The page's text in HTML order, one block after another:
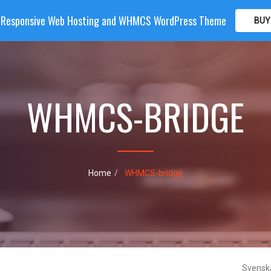
HOSTING DOMAIN WHMCS SHOP
WHMCS-BRIDGE
Home WHMCS-bridge
Web Hosting and WHMCS WordPress Theme